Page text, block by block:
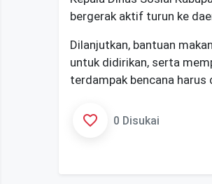
bergerak aktif turun ke
Dilanjutkan, bantuan
untuk didirikan, serta
terdampak bencana harus
0 Disukai